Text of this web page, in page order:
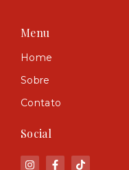
Menu
Home
Sobre
Contato
Social